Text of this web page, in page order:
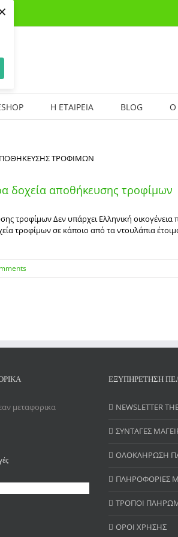
Η ΕΤΑΙΡΕΙΑ BLOG Ο
δοχεία αποθήκευσης τροφίμων
τροφίμων Δεν υπάρχει Ελληνική οικογένεια
τροφίμων σε κάποιο από τα ντουλάπια
ΕΞΥΠΗΡΕΤΗΣΗ
NEWSLETTER
ΣΥΝΤΑΓΕΣ
ΟΛΟΚΛΗΡΩΣΗ
ΠΛΗΡΟΦΟΡΙΕΣ
ΤΡΟΠΟΙ
ΟΡΟΙ ΧΡΗΣΗΣ